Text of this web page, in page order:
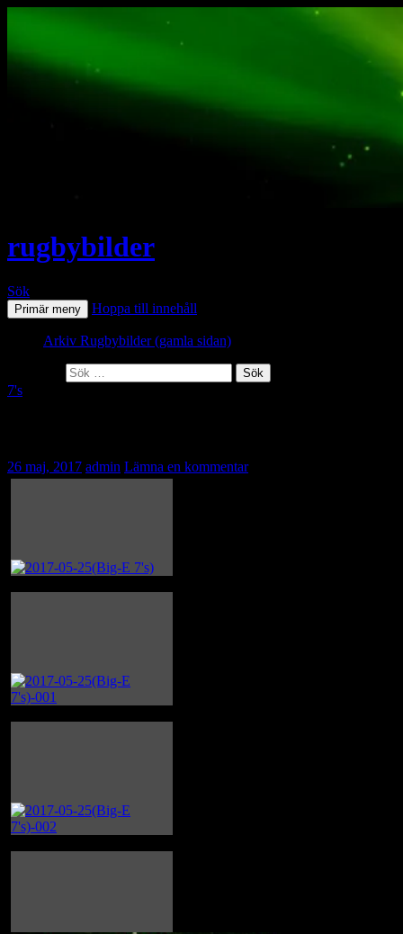
rugbybilder
Sök
Primär meny Hoppa till innehåll
Arkiv Rugbybilder (gamla sidan)
7's
26 maj, 2017 admin Lämna en kommentar